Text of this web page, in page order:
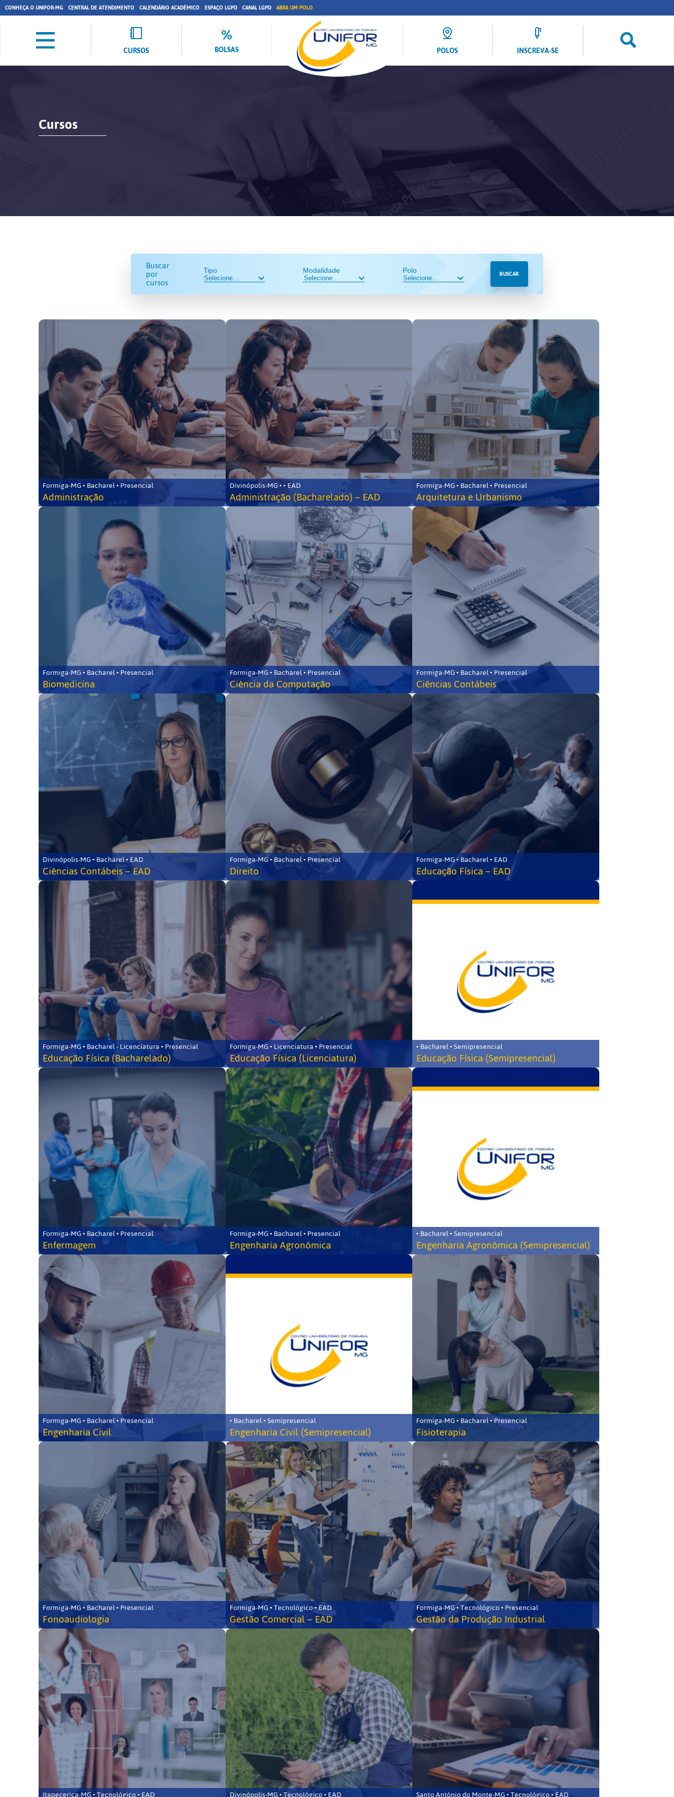
CONHEÇA O UNIFOR-MG CENTRAL DE ATENDIMENTO CALENDÁRIO ACADÊMICO ESPAÇO LGPD CANAL LGPD ABRA UM POLO
CURSOS BOLSAS POLOS INSCREVA-SE
Cursos
Buscar
por
cursos
Tipo Modalidade Polo BUSCAR
Formiga-MG • Bacharel • Presencial
Administração
Divinópolis-MG • • EAD
Administração (Bacharelado) – EAD
Formiga-MG • Bacharel • Presencial
Arquitetura e Urbanismo
Formiga-MG • Bacharel • Presencial
Biomedicina
Formiga-MG • Bacharel • Presencial
Ciência da Computação
Formiga-MG • Bacharel • Presencial
Ciências Contábeis
Divinópolis-MG • Bacharel • EAD
Ciências Contábeis – EAD
Formiga-MG • Bacharel • Presencial
Direito
Formiga-MG • Bacharel • EAD
Educação Física – EAD
Formiga-MG • Bacharel - Licenciatura • Presencial
Educação Física (Bacharelado)
Formiga-MG • Licenciatura • Presencial
Educação Física (Licenciatura)
• Bacharel • Semipresencial
Educação Física (Semipresencial)
Formiga-MG • Bacharel • Presencial
Enfermagem
Formiga-MG • Bacharel • Presencial
Engenharia Agronômica
• Bacharel • Semipresencial
Engenharia Agronômica (Semipresencial)
Formiga-MG • Bacharel • Presencial
Engenharia Civil
• Bacharel • Semipresencial
Engenharia Civil (Semipresencial)
Formiga-MG • Bacharel • Presencial
Fisioterapia
Formiga-MG • Bacharel • Presencial
Fonoaudiologia
Formiga-MG • Tecnológico • EAD
Gestão Comercial – EAD
Formiga-MG • Tecnológico • Presencial
Gestão da Produção Industrial